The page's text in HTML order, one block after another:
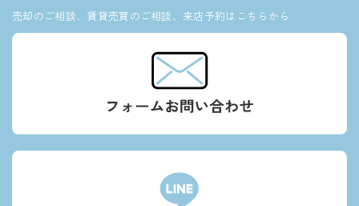
売却のご相談、賃貸売買のご相談、来店予約はこちらから